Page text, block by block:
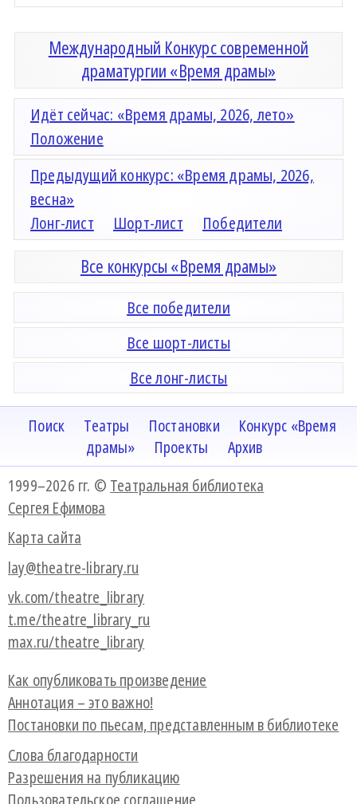
Международный Конкурс современной
драматургии «Время драмы»
Идёт сейчас: «Время драмы, 2026, лето»
Положение
Предыдущий конкурс: «Время драмы, 2026,
весна»
Лонг-лист
Шорт-лист Победители
Все конкурсы «Время драмы»
Все победители
Все шорт-листы
Все лонг-листы
Поиск Театры Постановки
Конкурс «Время
драмы»
Проекты
Архив
1999–2026 гг. © Театральная библиотека
Сергея Ефимова
Карта сайта
lay@theatre-library.ru
vk.com/theatre_library
t.me/theatre_library_ru
max.ru/theatre_library
Как опубликовать произведение
Аннотация – это важно!
Постановки по пьесам, представленным в библиотеке
Слова благодарности
Разрешения на публикацию
Пользовательское соглашение